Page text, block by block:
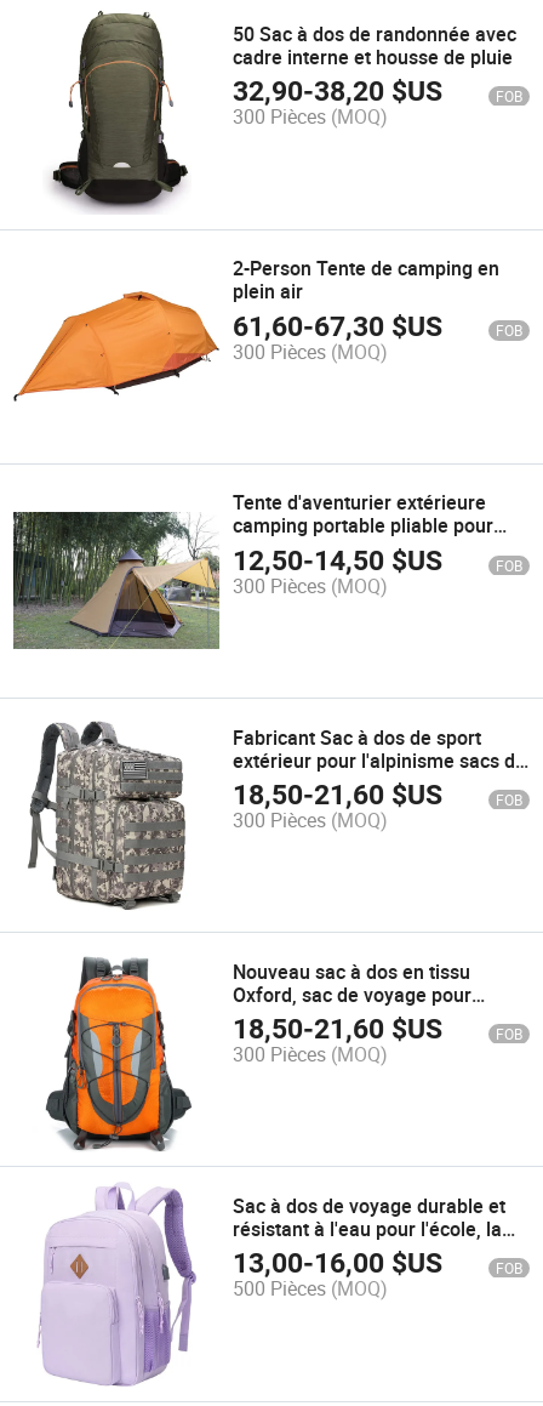
50 Sac à dos de randonnée avec
cadre interne et housse de pluie
32,90-38,20 $US FOB
300 Pièces (MOQ)
2-Person Tente de camping en
plein air
61,60-67,30 $US FOB
300 Pièces (MOQ)
Tente d'aventurier extérieure
camping portable pliable pour
pique-nique parc tente anti-soleil
T61
12,50-14,50 $US FOB
300 Pièces (MOQ)
Fabricant Sac à dos de sport
extérieur pour l'alpinisme sacs de
haute capacité
18,50-21,60 $US FOB
300 Pièces (MOQ)
Nouveau sac à dos en tissu
Oxford, sac de voyage pour
hommes, grand sac à dos de
capacité, bagage multifonctionnel
pour la randonnée
18,50-21,60 $US FOB
300 Pièces (MOQ)
Sac à dos de voyage durable et
résistant à l'eau pour l'école, la
randonnée et l'ordinateur
portable Bpt169
13,00-16,00 $US FOB
500 Pièces (MOQ)